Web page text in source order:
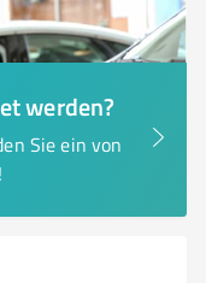
werden?
Sie ein von